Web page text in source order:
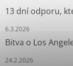
13 dní odporu,
6.3.2026
Bitva o Los
24.2.2026